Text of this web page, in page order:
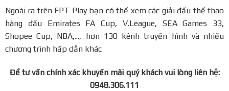
Ngoài ra trên FPT Play bạn có thể xem các giải đấu thể thao
hàng đầu Emirates FA Cup, V.League, SEA Games 33,
Shopee Cup, NBA,..., hơn 130 kênh truyền hình và nhiều
chương trình hấp dẫn khác
Để tư vấn chính xác khuyến mãi quý khách vui lòng liên hệ:
0948.306.111